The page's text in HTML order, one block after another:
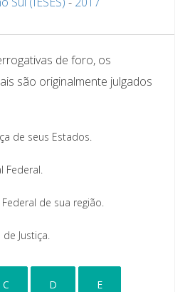
de foro, os
são originalmente julgados
de seus Estados.
Federal.
de sua região.
Justiça.
C D E